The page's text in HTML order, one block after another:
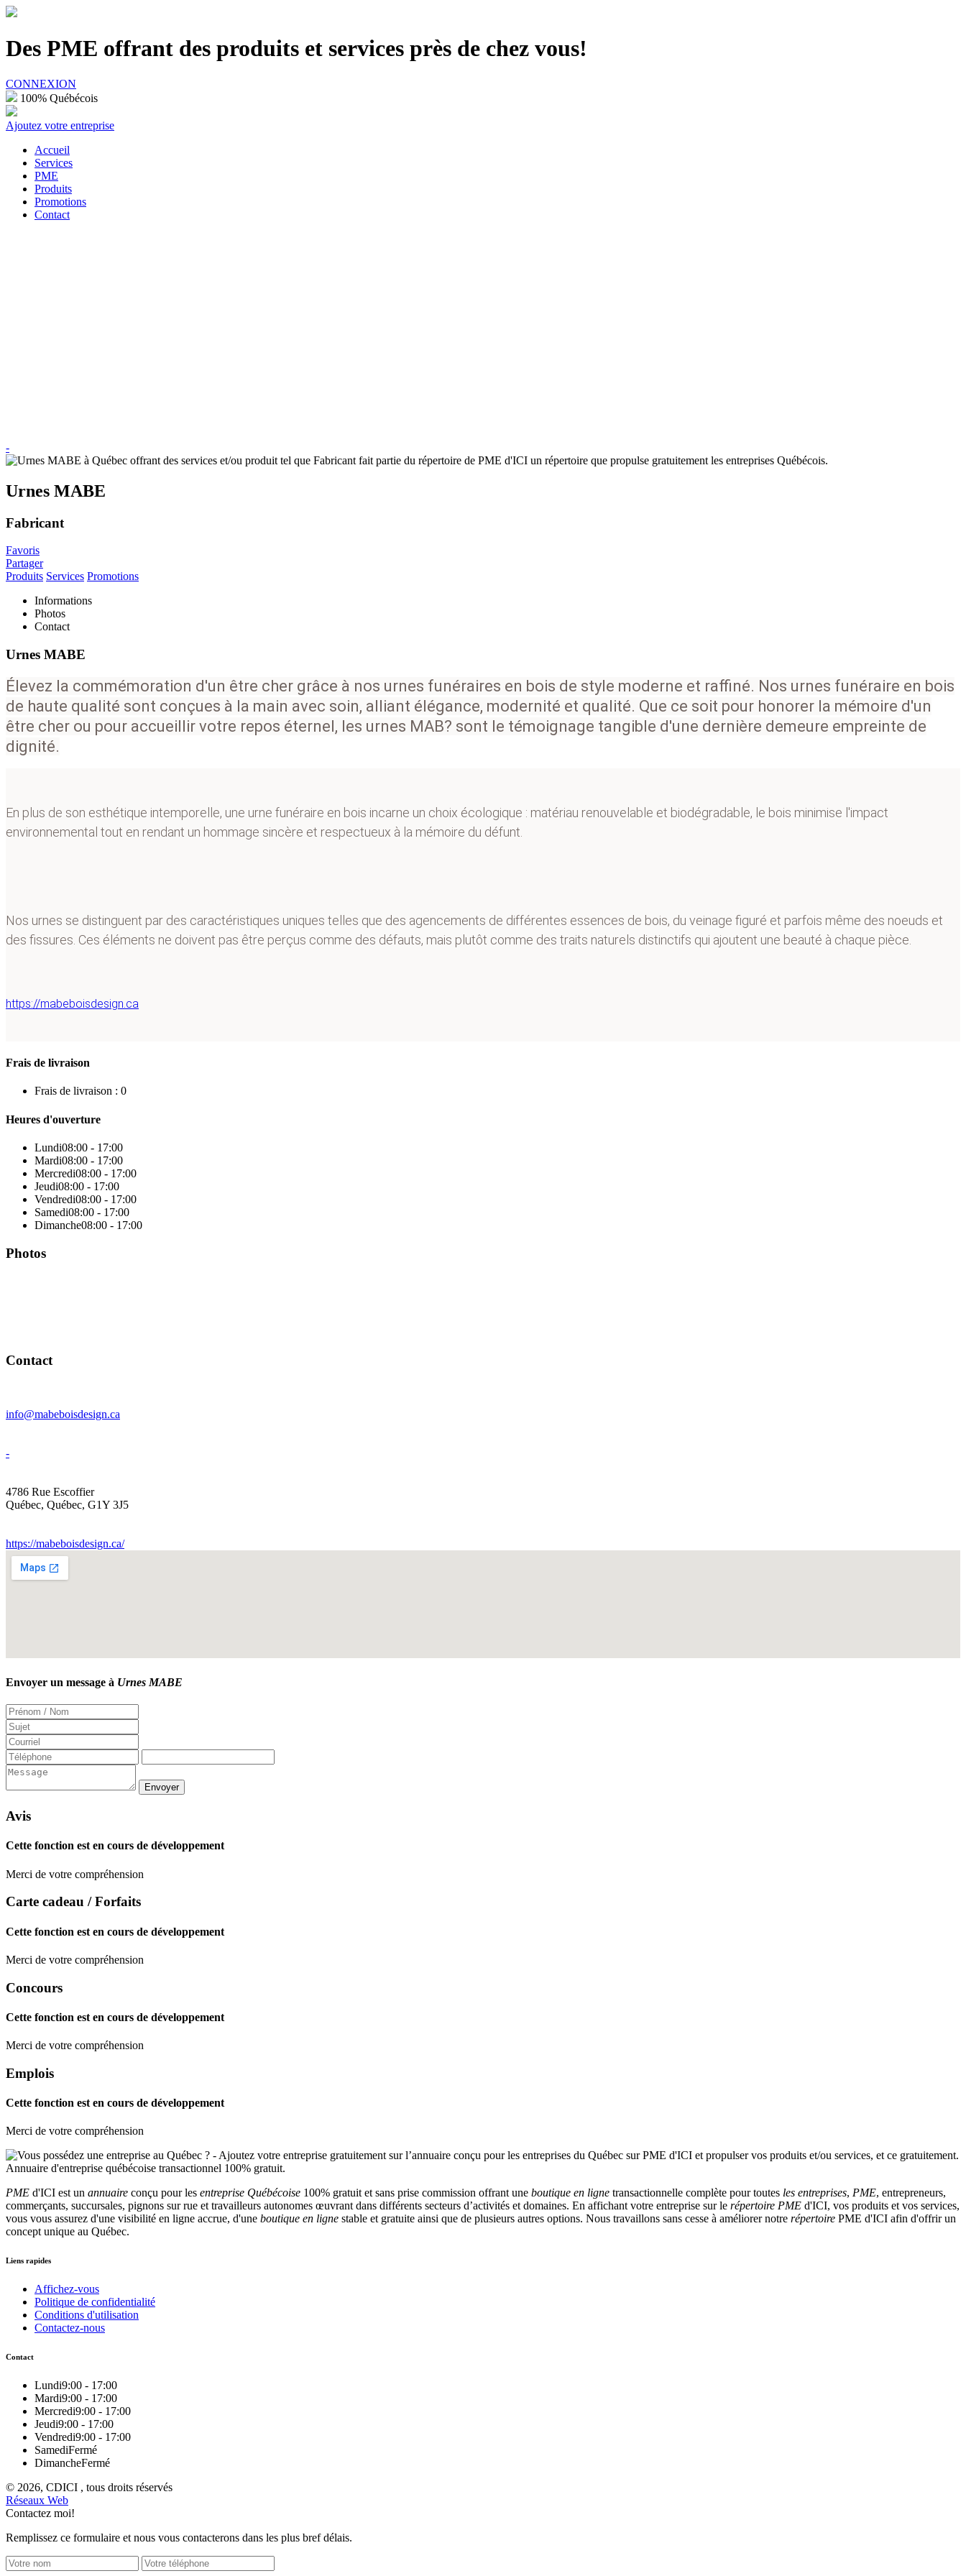
Des PME offrant des produits et services près de chez vous!
CONNEXION
100% Québécois
Ajoutez votre entreprise
Accueil
Services
PME
Produits
Promotions
Contact
-
Urnes MABE
Fabricant
Favoris
Partager
Produits Services Promotions
Informations
Photos
Contact
Urnes MABE
Élevez la commémoration d'un être cher grâce à nos urnes funéraires en bois de style moderne et raffiné. Nos urnes funéraire en bois
de haute qualité sont conçues à la main avec soin, alliant élégance, modernité et qualité. Que ce soit pour honorer la mémoire d'un
être cher ou pour accueillir votre repos éternel, les urnes MAB? sont le témoignage tangible d'une dernière demeure empreinte de
dignité.
En plus de son esthétique intemporelle, une urne funéraire en bois incarne un choix écologique : matériau renouvelable et biodégradable, le bois minimise l'impact
environnemental tout en rendant un hommage sincère et respectueux à la mémoire du défunt.
Nos urnes se distinguent par des caractéristiques uniques telles que des agencements de différentes essences de bois, du veinage figuré et parfois même des noeuds et
des fissures. Ces éléments ne doivent pas être perçus comme des défauts, mais plutôt comme des traits naturels distinctifs qui ajoutent une beauté à chaque pièce.
https://mabeboisdesign.ca
Frais de livraison
Frais de livraison : 0
Heures d'ouverture
Lundi08:00 - 17:00
Mardi08:00 - 17:00
Mercredi08:00 - 17:00
Jeudi08:00 - 17:00
Vendredi08:00 - 17:00
Samedi08:00 - 17:00
Dimanche08:00 - 17:00
Photos
Contact
info@mabeboisdesign.ca
-
4786 Rue Escoffier
Québec, Québec, G1Y 3J5
https://mabeboisdesign.ca/
Envoyer un message à Urnes MABE
Avis
Cette fonction est en cours de développement
Merci de votre compréhension
Carte cadeau / Forfaits
Cette fonction est en cours de développement
Merci de votre compréhension
Concours
Cette fonction est en cours de développement
Merci de votre compréhension
Emplois
Cette fonction est en cours de développement
Merci de votre compréhension
PME d'ICI est un annuaire conçu pour les entreprise Québécoise 100% gratuit et sans prise commission offrant une boutique en ligne transactionnelle complète pour toutes les entreprises, PME, entrepreneurs,
commerçants, succursales, pignons sur rue et travailleurs autonomes œuvrant dans différents secteurs d’activités et domaines. En affichant votre entreprise sur le répertoire PME d'ICI, vos produits et vos services,
vous vous assurez d'une visibilité en ligne accrue, d'une boutique en ligne stable et gratuite ainsi que de plusieurs autres options. Nous travaillons sans cesse à améliorer notre répertoire PME d'ICI afin d'offrir un
concept unique au Québec.
Liens rapides
Affichez-vous
Politique de confidentialité
Conditions d'utilisation
Contactez-nous
Contact
Lundi9:00 - 17:00
Mardi9:00 - 17:00
Mercredi9:00 - 17:00
Jeudi9:00 - 17:00
Vendredi9:00 - 17:00
SamediFermé
DimancheFermé
© 2026, CDICI , tous droits réservés
Réseaux Web
Contactez moi!
Remplissez ce formulaire et nous vous contacterons dans les plus bref délais.